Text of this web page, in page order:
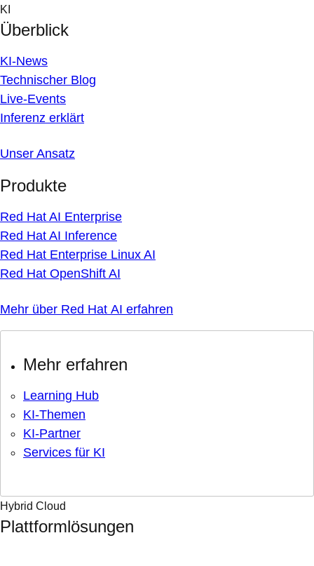
Skip
to
content
KI
Überblick
KI-News
Technischer Blog
Live-Events
Inferenz erklärt
Unser Ansatz
Produkte
Red Hat AI Enterprise
Red Hat AI Inference
Red Hat Enterprise Linux AI
Red Hat OpenShift AI
Mehr über Red Hat AI erfahren
Mehr erfahren
Learning Hub
KI-Themen
KI-Partner
Services für KI
Hybrid Cloud
Plattformlösungen